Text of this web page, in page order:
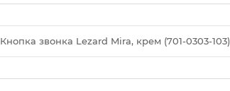
Кнопка звонка Lezard Mira, крем (701-0303-103)